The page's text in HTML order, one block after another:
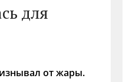
для
от жары.